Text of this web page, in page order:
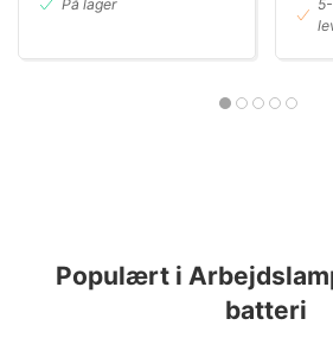
På lager
Populært i
batteri